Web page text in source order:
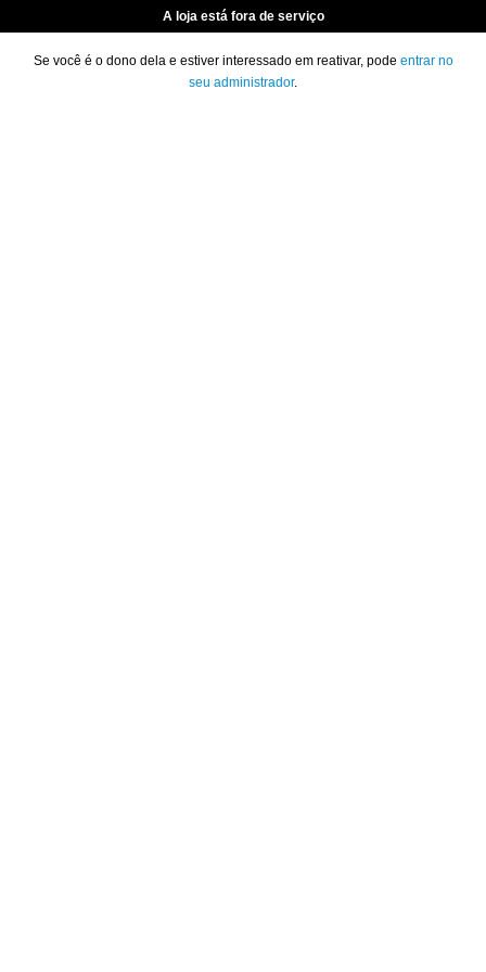
A loja está fora de serviço
Se você é o dono dela e estiver interessado em reativar, pode entrar no
seu administrador.